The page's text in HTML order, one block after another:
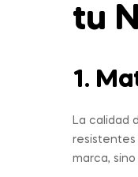
tu
1.
La calidad
resistentes
marca,